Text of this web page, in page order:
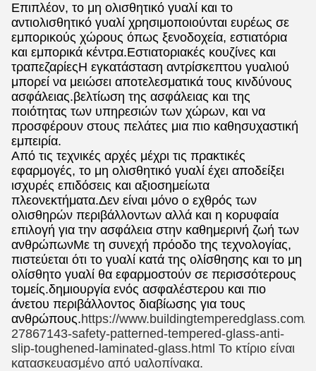
Επιπλέον, το μη ολισθητικό γυαλί και το
αντιολισθητικό γυαλί χρησιμοποιούνται ευρέως σε
εμπορικούς χώρους όπως ξενοδοχεία, εστιατόρια
και εμπορικά κέντρα.Εστιατοριακές κουζίνες και
τραπεζαρίεςΗ εγκατάσταση αντρίσκεπτου γυαλιού
μπορεί να μειώσει αποτελεσματικά τους κινδύνους
ασφάλειας.βελτίωση της ασφάλειας και της
ποιότητας των υπηρεσιών των χώρων, και να
προσφέρουν στους πελάτες μια πιο καθησυχαστική
εμπειρία.
Από τις τεχνικές αρχές μέχρι τις πρακτικές
εφαρμογές, το μη ολισθητικό γυαλί έχει αποδείξει
ισχυρές επιδόσεις και αξιοσημείωτα
πλεονεκτήματα.Δεν είναι μόνο ο εχθρός των
ολισθηρών περιβάλλοντων αλλά και η κορυφαία
επιλογή για την ασφάλεια στην καθημερινή ζωή των
ανθρώπωνΜε τη συνεχή πρόοδο της τεχνολογίας,
πιστεύεται ότι το γυαλί κατά της ολίσθησης και το μη
ολίσθητο γυαλί θα εφαρμοστούν σε περισσότερους
τομείς.δημιουργία ενός ασφαλέστερου και πιο
άνετου περιβάλλοντος διαβίωσης για τους
ανθρώπους.https://www.buildingtemperedglass.com/
27867143-safety-patterned-tempered-glass-anti-
slip-toughened-laminated-glass.html Το κτίριο είναι
κατασκευασμένο από υαλοπίνακα.